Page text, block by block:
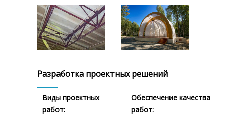
Разработка проектных решений
Виды проектных
работ:
Обеспечение качества
работ: